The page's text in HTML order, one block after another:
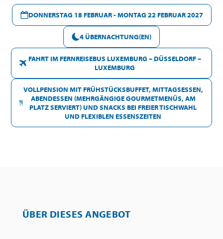
DONNERSTAG 18 FEBRUAR - MONTAG 22 FEBRUAR 2027
4 ÜBERNACHTUNG(EN)
FAHRT IM FERNREISEBUS LUXEMBURG – DÜSSELDORF –
LUXEMBURG
VOLLPENSION MIT FRÜHSTÜCKSBUFFET, MITTAGSESSEN,
ABENDESSEN (MEHRGÄNGIGE GOURMETMENÜS, AM
PLATZ SERVIERT) UND SNACKS BEI FREIER TISCHWAHL
UND FLEXIBLEN ESSENSZEITEN
ÜBER DIESES ANGEBOT